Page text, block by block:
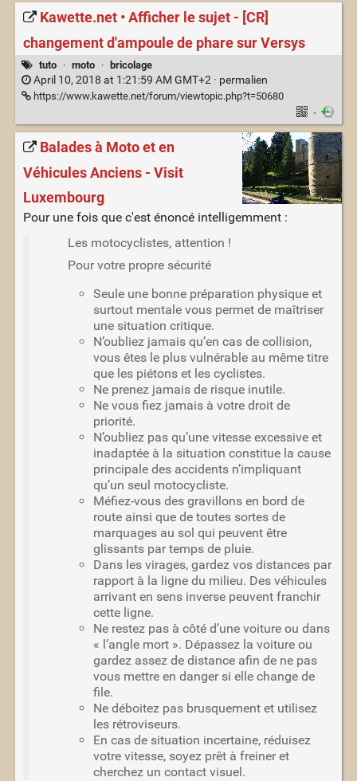
Kawette.net • Afficher le sujet - [CR]
changement d'ampoule de phare sur Versys
tuto · moto · bricolage
April 10, 2018 at 1:21:59 AM GMT+2 · permalien
https://www.kawette.net/forum/viewtopic.php?t=50680
·
Balades à Moto et en
Véhicules Anciens - Visit
Luxembourg
Pour une fois que c'est énoncé intelligemment :
Les motocyclistes, attention !
Pour votre propre sécurité
Seule une bonne préparation physique et
surtout mentale vous permet de maîtriser
une situation critique.
N’oubliez jamais qu’en cas de collision,
vous êtes le plus vulnérable au même titre
que les piétons et les cyclistes.
Ne prenez jamais de risque inutile.
Ne vous fiez jamais à votre droit de
priorité.
N’oubliez pas qu’une vitesse excessive et
inadaptée à la situation constitue la cause
principale des accidents n’impliquant
qu’un seul motocycliste.
Méfiez-vous des gravillons en bord de
route ainsi que de toutes sortes de
marquages au sol qui peuvent être
glissants par temps de pluie.
Dans les virages, gardez vos distances par
rapport à la ligne du milieu. Des véhicules
arrivant en sens inverse peuvent franchir
cette ligne.
Ne restez pas à côté d’une voiture ou dans
« l’angle mort ». Dépassez la voiture ou
gardez assez de distance afin de ne pas
vous mettre en danger si elle change de
file.
Ne déboitez pas brusquement et utilisez
les rétroviseurs.
En cas de situation incertaine, réduisez
votre vitesse, soyez prêt à freiner et
cherchez un contact visuel.